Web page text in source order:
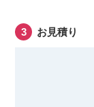
お見積り